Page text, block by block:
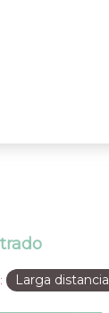
Larga distancia